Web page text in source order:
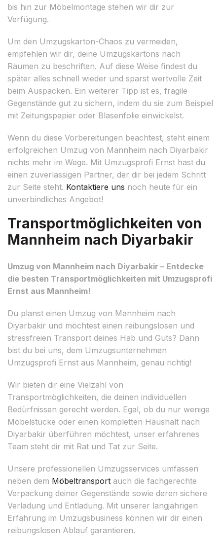
bis hin zur Möbelmontage stehen wir dir zur
Verfügung.
Um den Umzugskarton-Chaos zu vermeiden,
empfehlen wir dir, deine Umzugskartons nach
Räumen zu beschriften. Auf diese Weise findest du
später alles schnell wieder und sparst wertvolle Zeit
beim Auspacken. Ein weiterer Tipp ist es, fragile
Gegenstände gut zu sichern, indem du sie zum Beispiel
mit Zeitungspapier oder Blasenfolie einwickelst.
Wenn du diese Vorbereitungen beachtest, steht einem
erfolgreichen Umzug von Mannheim nach Diyarbakir
nichts mehr im Wege. Mit Umzugsprofi Ernst hast du
einen zuverlässigen Partner, der dir bei jedem Schritt
zur Seite steht. Kontaktiere uns noch heute für ein
unverbindliches Angebot!
Transportmöglichkeiten von
Mannheim nach Diyarbakir
Umzug von Mannheim nach Diyarbakir – Entdecke
die besten Transportmöglichkeiten mit Umzugsprofi
Ernst aus Mannheim!
Du planst einen Umzug von Mannheim nach
Diyarbakir und möchtest einen reibungslosen und
stressfreien Transport deines Hab und Guts? Dann
bist du bei uns, dem Umzugsunternehmen
Umzugsprofi Ernst aus Mannheim, genau richtig!
Wir bieten dir eine Vielzahl von
Transportmöglichkeiten, die deinen individuellen
Bedürfnissen gerecht werden. Egal, ob du nur wenige
Möbelstücke oder einen kompletten Haushalt nach
Diyarbakir überführen möchtest, unser erfahrenes
Team steht dir mit Rat und Tat zur Seite.
Unsere professionellen Umzugsservices umfassen
neben dem Möbeltransport auch die fachgerechte
Verpackung deiner Gegenstände sowie deren sichere
Verladung und Entladung. Mit unserer langjährigen
Erfahrung im Umzugsbusiness können wir dir einen
reibungslosen Ablauf garantieren.